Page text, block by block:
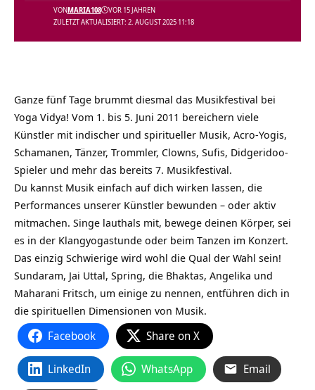
ZULETZT AKTUALISIERT: 2. AUGUST 2025 11:18
VONMARIA108 VOR 15 JAHREN
Ganze fünf Tage brummt diesmal das Musikfestival bei
Yoga Vidya! Vom 1. bis 5. Juni 2011 bereichern viele
Künstler mit indischer und spiritueller Musik, Acro-Yogis,
Schamanen, Tänzer, Trommler, Clowns, Sufis, Didgeridoo-
Spieler und mehr das bereits 7. Musikfestival.
Du kannst Musik einfach auf dich wirken lassen, die
Performances unserer Künstler bewunden – oder aktiv
mitmachen. Singe lauthals mit, bewege deinen Körper, sei
es in der Klangyogastunde oder beim Tanzen im Konzert.
Das einzig Schwierige wird wohl die Qual der Wahl sein!
Sundaram, Jai Uttal, Spring, die Bhaktas, Angelika und
Maharani Fritsch, um einige zu nennen, entführen dich in
die spirituellen Dimensionen von Musik.
Facebook Share on X
LinkedIn WhatsApp Email